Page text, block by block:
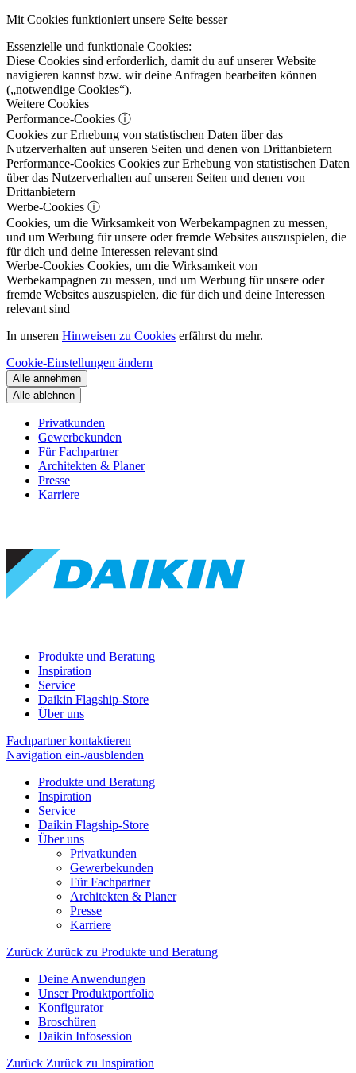
Mit Cookies funktioniert unsere Seite besser
Essenzielle und funktionale Cookies:
Diese Cookies sind erforderlich, damit du auf unserer Website
navigieren kannst bzw. wir deine Anfragen bearbeiten können
(„notwendige Cookies“).
Weitere Cookies
Performance-Cookies ⓘ
Cookies zur Erhebung von statistischen Daten über das
Nutzerverhalten auf unseren Seiten und denen von Drittanbietern
Performance-Cookies Cookies zur Erhebung von statistischen Daten
über das Nutzerverhalten auf unseren Seiten und denen von
Drittanbietern
Werbe-Cookies ⓘ
Cookies, um die Wirksamkeit von Werbekampagnen zu messen,
und um Werbung für unsere oder fremde Websites auszuspielen, die
für dich und deine Interessen relevant sind
Werbe-Cookies Cookies, um die Wirksamkeit von
Werbekampagnen zu messen, und um Werbung für unsere oder
fremde Websites auszuspielen, die für dich und deine Interessen
relevant sind
In unseren Hinweisen zu Cookies erfährst du mehr.
Cookie-Einstellungen ändern
Alle annehmen
Alle ablehnen
Privatkunden
Gewerbekunden
Für Fachpartner
Architekten & Planer
Presse
Karriere
Produkte und Beratung
Inspiration
Service
Daikin Flagship-Store
Über uns
Fachpartner kontaktieren
Navigation ein-/ausblenden
Produkte und Beratung
Inspiration
Service
Daikin Flagship-Store
Über uns
Privatkunden
Gewerbekunden
Für Fachpartner
Architekten & Planer
Presse
Karriere
Zurück Zurück zu Produkte und Beratung
Deine Anwendungen
Unser Produktportfolio
Konfigurator
Broschüren
Daikin Infosession
Zurück Zurück zu Inspiration